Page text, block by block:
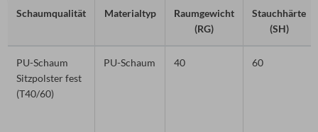
Schaumqualität Materialtyp
Raumgewicht
(RG)
Stauchhärte
(SH)
PU-Schaum
Sitzpolster fest
(T40/60)
PU-Schaum 40 60